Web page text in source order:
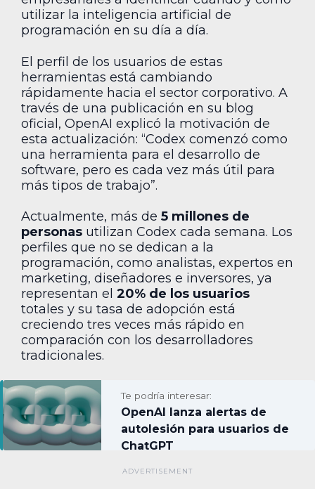
utilizar la inteligencia artificial de
programación en su día a día.
El perfil de los usuarios de estas
herramientas está cambiando
rápidamente hacia el sector corporativo. A
través de una publicación en su blog
oficial, OpenAI explicó la motivación de
esta actualización: “Codex comenzó como
una herramienta para el desarrollo de
software, pero es cada vez más útil para
más tipos de trabajo”.
Actualmente, más de 5 millones de
personas utilizan Codex cada semana. Los
perfiles que no se dedican a la
programación, como analistas, expertos en
marketing, diseñadores e inversores, ya
representan el 20% de los usuarios
totales y su tasa de adopción está
creciendo tres veces más rápido en
comparación con los desarrolladores
tradicionales.
Te podría interesar:
OpenAI lanza alertas de
autolesión para usuarios de
ChatGPT